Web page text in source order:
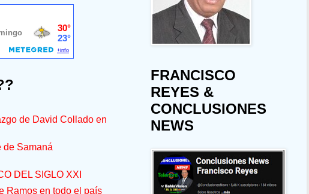
de David Collado en
de Samaná
DEL SIGLO XXI
Ramos en todo el país
FRANCISCO
REYES &
CONCLUSIONES
NEWS